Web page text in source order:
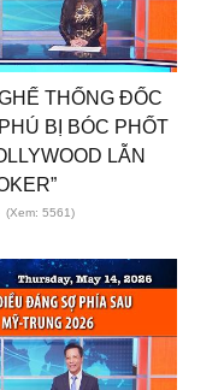
THỐNG ĐỐC
BỊ BÓC PHỐT
LẪN
(Xem: 5561)